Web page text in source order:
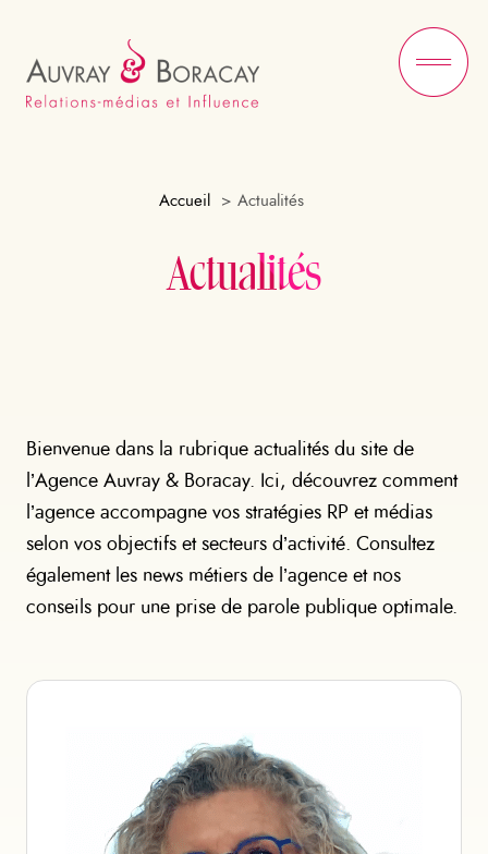
Accueil Actualités
Actualités
Bienvenue dans la rubrique actualités du site de
l’Agence Auvray & Boracay. Ici, découvrez comment
l’agence accompagne vos stratégies RP et médias
selon vos objectifs et secteurs d’activité. Consultez
également les news métiers de l’agence et nos
conseils pour une prise de parole publique optimale.